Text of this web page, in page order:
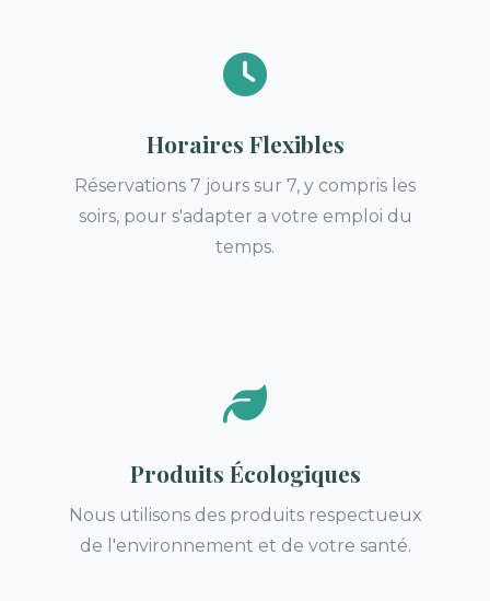
Horaires Flexibles
Réservations 7 jours sur 7, y compris les
soirs, pour s'adapter a votre emploi du
temps.
Produits Écologiques
Nous utilisons des produits respectueux
de l'environnement et de votre santé.